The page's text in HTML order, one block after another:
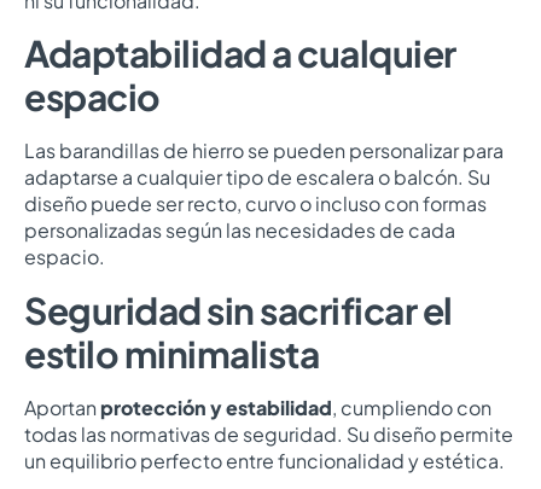
Adaptabilidad a cualquier
espacio
Las barandillas de hierro se pueden personalizar para
adaptarse a cualquier tipo de escalera o balcón. Su
diseño puede ser recto, curvo o incluso con formas
personalizadas según las necesidades de cada
espacio.
Seguridad sin sacrificar el
estilo minimalista
Aportanprotección y estabilidad, cumpliendo con
todas las normativas de seguridad. Su diseño permite
un equilibrio perfecto entre funcionalidad y estética.